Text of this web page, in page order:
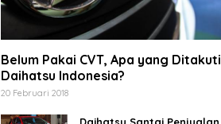
Belum Pakai CVT, Apa yang Ditakuti
Daihatsu Indonesia?
20 Februari 2018